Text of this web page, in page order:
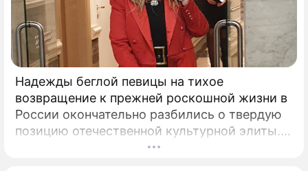
Надежды беглой певицы на тихое
возвращение к прежней роскошной жизни в
России окончательно разбились о твердую
позицию отечественной культурной элиты.
Эпопея вокруг возможного камбэка 75-